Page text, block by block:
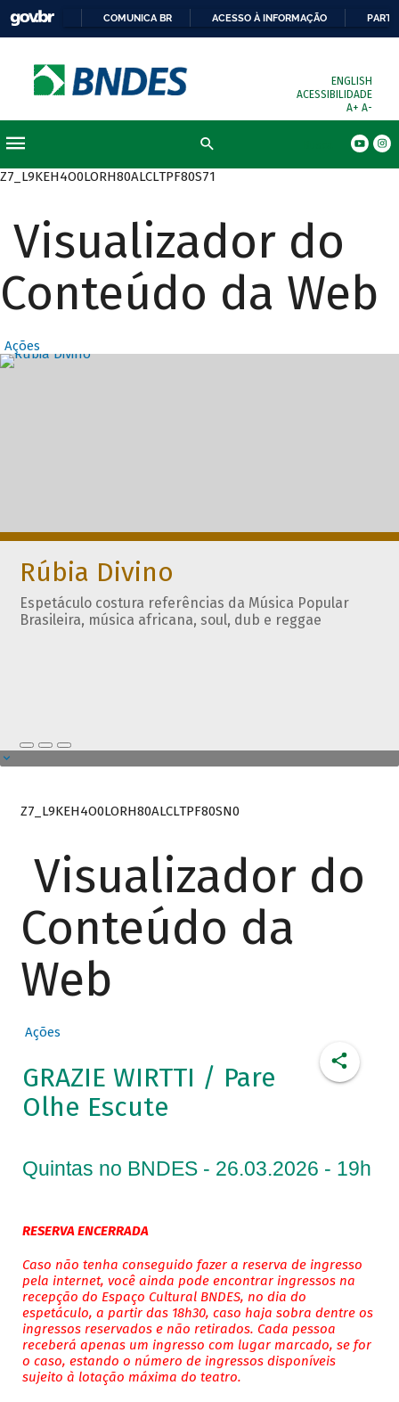
COMUNICA BR ACESSO À INFORMAÇÃO
ENGLISH
ACESSIBILIDADE
A+ A-
Z7_L9KEH4O0LORH80ALCLTPF80S71
Visualizador do
Conteúdo da Web
Ações
Destaques
Rúbia Divino
Espetáculo costura referências da Música Popular
Brasileira, música africana, soul, dub e reggae
Z7_L9KEH4O0LORH80ALCLTPF80SN0
Visualizador do
Conteúdo da
Web
Ações
GRAZIE WIRTTI / Pare
Olhe Escute
Quintas no BNDES - 26.03.2026 - 19h
RESERVA ENCERRADA
Caso não tenha conseguido fazer a reserva de ingresso
pela internet, você ainda pode encontrar ingressos na
recepção do Espaço Cultural BNDES, no dia do
espetáculo, a partir das 18h30, caso haja sobra dentre os
ingressos reservados e não retirados. Cada pessoa
receberá apenas um ingresso com lugar marcado, se for
o caso, estando o número de ingressos disponíveis
sujeito à lotação máxima do teatro.